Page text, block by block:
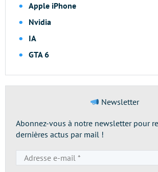
Apple iPhone
Nvidia
IA
GTA 6
Newsletter
Abonnez-vous à notre newsletter pour
dernières actus par mail !
e-